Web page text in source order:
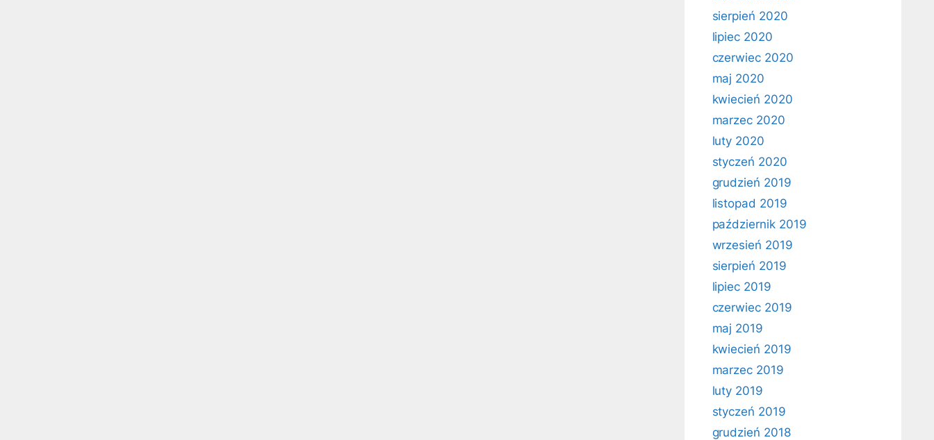
sierpień 2020
lipiec 2020
czerwiec 2020
maj 2020
kwiecień 2020
marzec 2020
luty 2020
styczeń 2020
grudzień 2019
listopad 2019
październik 2019
wrzesień 2019
sierpień 2019
lipiec 2019
czerwiec 2019
maj 2019
kwiecień 2019
marzec 2019
luty 2019
styczeń 2019
grudzień 2018